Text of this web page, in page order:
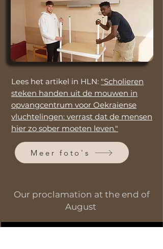
Lees het artikel in HLN: "Scholieren
steken handen uit de mouwen in
opvangcentrum voor Oekraiense
vluchtelingen: verrast dat de mensen
hier zo sober moeten leven."
Meer foto's
Our proclamation at the end of
August